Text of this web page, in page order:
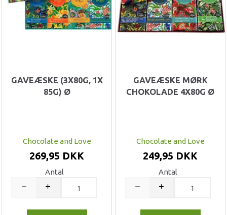
GAVEÆSKE (3X80G, 1X
85G) Ø
Chocolate and Love
269,95 DKK
Antal
GAVEÆSKE MØRK
CHOKOLADE 4X80G Ø
Chocolate and Love
249,95 DKK
Antal